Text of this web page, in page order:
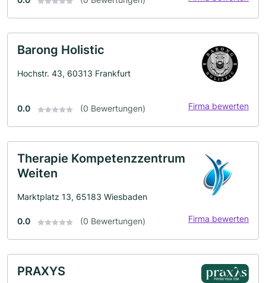
Barong Holistic
Hochstr. 43, 60313 Frankfurt
0.0 (0 Bewertungen) Firma bewerten
Therapie Kompetenzzentrum
Weiten
Marktplatz 13, 65183 Wiesbaden
0.0 (0 Bewertungen) Firma bewerten
PRAXYS